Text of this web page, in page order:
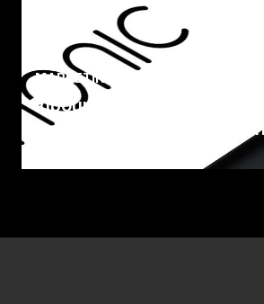
MARKETING HUB MARKETING
Inbound Marketing lyfte
marknadsföring till en ny